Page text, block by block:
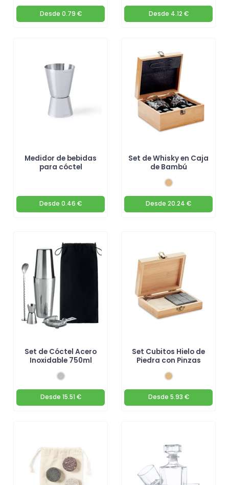
Desde 0.79 € Desde 4.12 €
Medidor de bebidas
para cóctel
Desde 0.46 €
Set de Whisky en Caja
de Bambú
Desde 20.24 €
Set de Cóctel Acero
Inoxidable 750ml
Desde 15.51 €
Set Cubitos Hielo de
Piedra con Pinzas
Desde 5.93 €